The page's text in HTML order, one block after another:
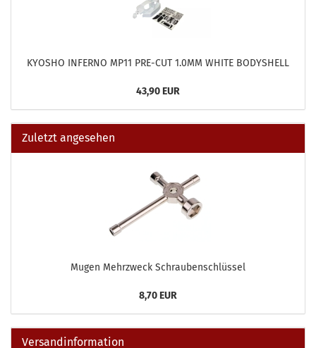
KYOSHO INFERNO MP11 PRE-CUT 1.0MM WHITE BODYSHELL
43,90 EUR
Zuletzt angesehen
Mugen Mehrzweck Schraubenschlüssel
8,70 EUR
Versandinformation